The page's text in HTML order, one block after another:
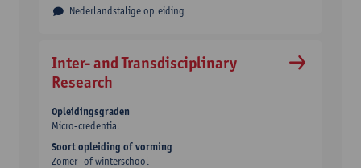
Nederlandstalige opleiding
Inter- and Transdisciplinary
Research
Opleidingsgraden
Micro-credential
Soort opleiding of vorming
Zomer- of winterschool